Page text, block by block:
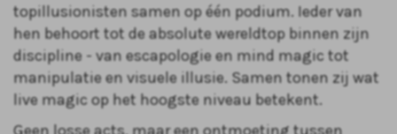
topillusionisten samen op één podium. Ieder van
hen behoort tot de absolute wereldtop binnen zijn
discipline - van escapologie en mind magic tot
manipulatie en visuele illusie. Samen tonen zij wat
live magic op het hoogste niveau betekent.